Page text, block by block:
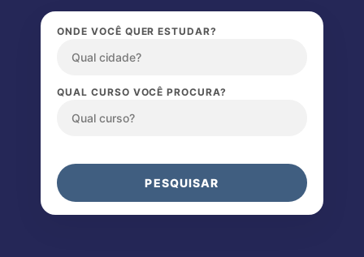
ONDE VOCÊ QUER ESTUDAR?
QUAL CURSO VOCÊ PROCURA?
PESQUISAR